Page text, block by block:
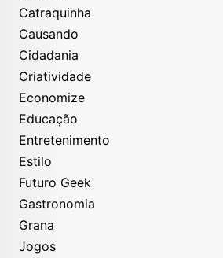
Catraquinha
Causando
Cidadania
Criatividade
Economize
Educação
Entretenimento
Estilo
Futuro Geek
Gastronomia
Grana
Jogos